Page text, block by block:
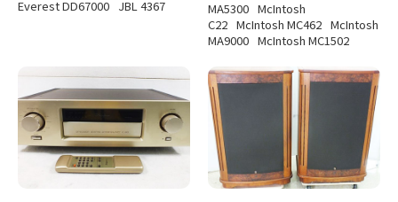
Everest DD67000 JBL 4367
MA5300 McIntosh
C22 McIntosh MC462 McIntosh
MA9000 McIntosh MC1502